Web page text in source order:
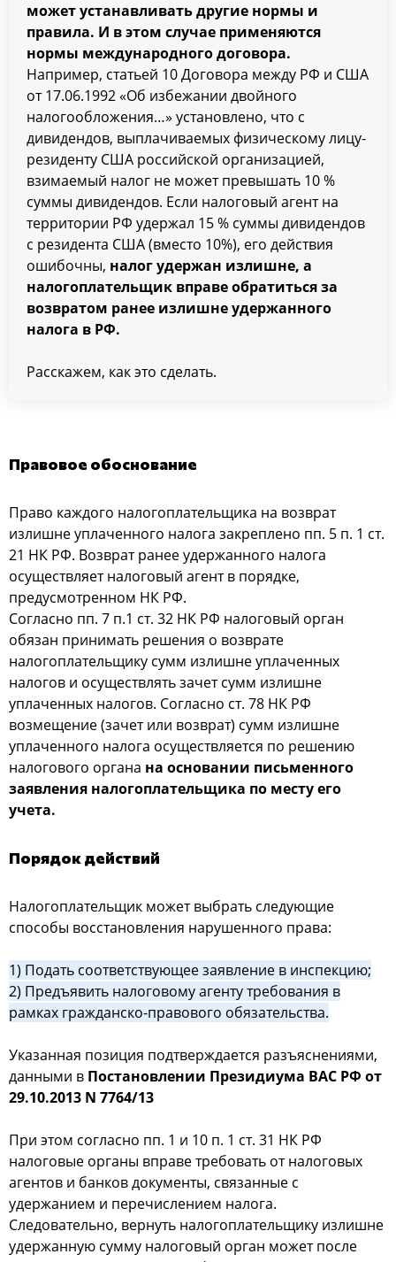
может устанавливать другие нормы и
правила. И в этом случае применяются
нормы международного договора.
Например, статьей 10 Договора между РФ и США
от 17.06.1992 «Об избежании двойного
налогообложения…» установлено, что с
дивидендов, выплачиваемых физическому лицу-
резиденту США российской организацией,
взимаемый налог не может превышать 10 %
суммы дивидендов. Если налоговый агент на
территории РФ удержал 15 % суммы дивидендов
с резидента США (вместо 10%), его действия
ошибочны, налог удержан излишне, а
налогоплательщик вправе обратиться за
возвратом ранее излишне удержанного
налога в РФ.
Расскажем, как это сделать.
Правовое обоснование
Право каждого налогоплательщика на возврат
излишне уплаченного налога закреплено пп. 5 п. 1 ст.
21 НК РФ. Возврат ранее удержанного налога
осуществляет налоговый агент в порядке,
предусмотренном НК РФ.
Согласно пп. 7 п.1 ст. 32 НК РФ налоговый орган
обязан принимать решения о возврате
налогоплательщику сумм излишне уплаченных
налогов и осуществлять зачет сумм излишне
уплаченных налогов. Согласно ст. 78 НК РФ
возмещение (зачет или возврат) сумм излишне
уплаченного налога осуществляется по решению
налогового органа на основании письменного
заявления налогоплательщика по месту его
учета.
Порядок действий
Налогоплательщик может выбрать следующие
способы восстановления нарушенного права:
1) Подать соответствующее заявление в инспекцию;
2) Предъявить налоговому агенту требования в
рамках гражданско-правового обязательства.
Указанная позиция подтверждается разъяснениями,
данными в Постановлении Президиума ВАС РФ от
29.10.2013 N 7764/13
При этом согласно пп. 1 и 10 п. 1 ст. 31 НК РФ
налоговые органы вправе требовать от налоговых
агентов и банков документы, связанные с
удержанием и перечислением налога.
Следовательно, вернуть налогоплательщику излишне
удержанную сумму налоговый орган может после